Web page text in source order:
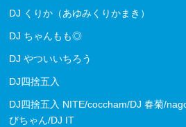
DJ くりか（あゆみくりかまき）
DJ ちゃんもも◎
DJ やついいちろう
DJ四捨五入
DJ四捨五入 NITE/coccham/DJ 春菊/
びちゃん/DJ IT